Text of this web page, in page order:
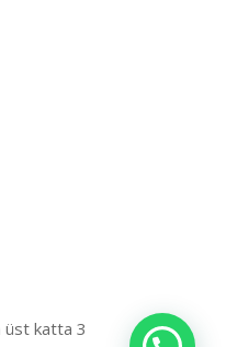
üst katta 3